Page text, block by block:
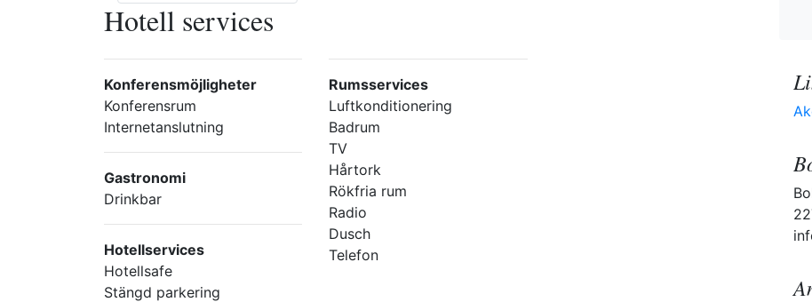
Hotell services
Konferensmöjligheter
Konferensrum
Internetanslutning
Gastronomi
Drinkbar
Hotellservices
Hotellsafe
Stängd parkering
Rumsservices
Luftkonditionering
Badrum
TV
Hårtork
Rökfria rum
Radio
Dusch
Telefon